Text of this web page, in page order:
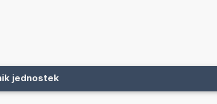
jednostek